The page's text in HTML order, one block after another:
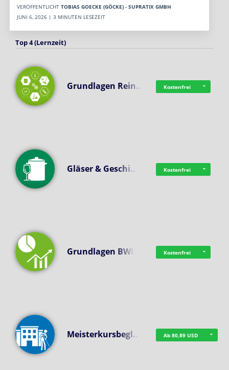
VERÖFFENTLICHT TOBIAS GOECKE (GÖCKE) - SUPRATIX GMBH
JUNI 6, 2026 | 3 MINUTEN LESEZEIT
Top 4 (Lernzeit)
Grundlagen Rein… Kostenfrei
Gläser & Geschi… Kostenfrei
Grundlagen BWL Kostenfrei
Meisterkursbegl… Ab 80,89 USD